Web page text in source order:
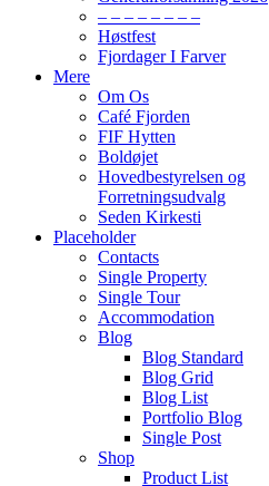
– – – – – – – –
Høstfest
Fjordager I Farver
Mere
Om Os
Café Fjorden
FIF Hytten
Boldøjet
Hovedbestyrelsen og
Forretningsudvalg
Seden Kirkesti
Placeholder
Contacts
Single Property
Single Tour
Accommodation
Blog
Blog Standard
Blog Grid
Blog List
Portfolio Blog
Single Post
Shop
Product List